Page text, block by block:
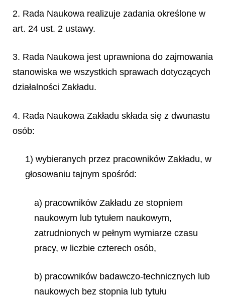
2. Rada Naukowa realizuje zadania określone w
art. 24 ust. 2 ustawy.
3. Rada Naukowa jest uprawniona do zajmowania
stanowiska we wszystkich sprawach dotyczących
działalności Zakładu.
4. Rada Naukowa Zakładu składa się z dwunastu
osób:
1) wybieranych przez pracowników Zakładu, w
głosowaniu tajnym spośród:
a) pracowników Zakładu ze stopniem
naukowym lub tytułem naukowym,
zatrudnionych w pełnym wymiarze czasu
pracy, w liczbie czterech osób,
b) pracowników badawczo-technicznych lub
naukowych bez stopnia lub tytułu